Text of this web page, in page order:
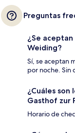
Preguntas
¿Se
Weiding?
Sí, se aceptan
por noche. Sin
¿Cuáles son
Gasthof zur
Horario de